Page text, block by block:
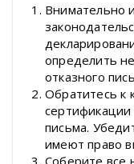
Внимательно
определить
отказного
Обратитесь к
сертификации
письма.
имеют право
Соберите все